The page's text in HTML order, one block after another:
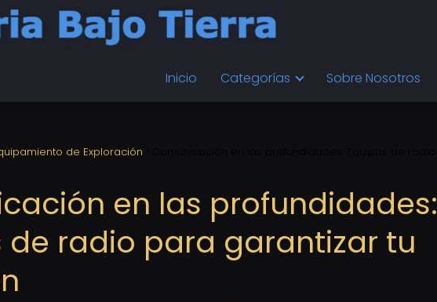
Inicio Categorías Sobre Nosotros
de Exploración
en las profundidades:
de radio para garantizar tu